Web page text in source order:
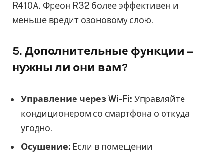
R410A. Фреон R32 более эффективен и
меньше вредит озоновому слою.
5. Дополнительные функции –
нужны ли они вам?
Управление через Wi-Fi: Управляйте
кондиционером со смартфона о откуда
угодно.
Осушение: Если в помещении